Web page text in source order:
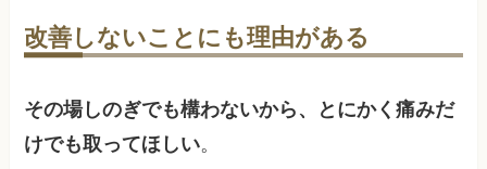
改善しないことにも理由がある
その場しのぎでも構わないから、とにかく痛みだ
けでも取ってほしい。